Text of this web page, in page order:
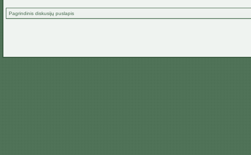
Pagrindinis diskusijų puslapis